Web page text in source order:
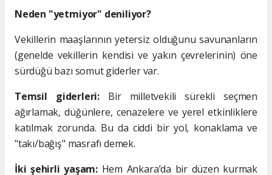
Neden "yetmiyor" deniliyor?
Vekillerin maaşlarının yetersiz olduğunu savunanların
(genelde vekillerin kendisi ve yakın çevrelerinin) öne
sürdüğü bazı somut giderler var.
Temsil giderleri: Bir milletvekili sürekli seçmen
ağırlamak, düğünlere, cenazelere ve yerel etkinliklere
katılmak zorunda. Bu da ciddi bir yol, konaklama ve
"takı/bağış" masrafı demek.
İki şehirli yaşam: Hem Ankara’da bir düzen kurmak